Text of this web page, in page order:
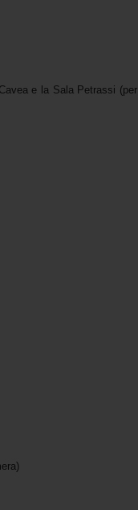
e la Sala Petrassi (per